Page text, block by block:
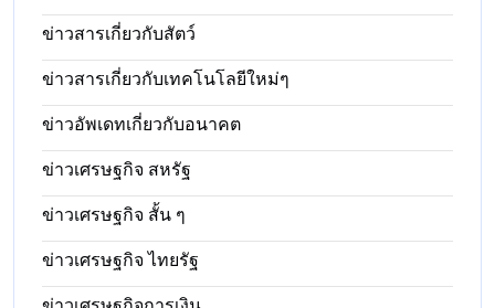
ข่าวสารเกี่ยวกับสัตว์
ข่าวสารเกี่ยวกับเทคโนโลยีใหม่ๆ
ข่าวอัพเดทเกี่ยวกับอนาคต
ข่าวเศรษฐกิจ สหรัฐ
ข่าวเศรษฐกิจ สั้น ๆ
ข่าวเศรษฐกิจ ไทยรัฐ